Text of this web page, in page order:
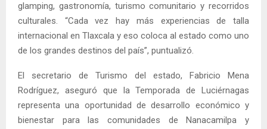
glamping, gastronomía, turismo comunitario y recorridos
culturales. “Cada vez hay más experiencias de talla
internacional en Tlaxcala y eso coloca al estado como uno
de los grandes destinos del país”, puntualizó.
El secretario de Turismo del estado, Fabricio Mena
Rodríguez, aseguró que la Temporada de Luciérnagas
representa una oportunidad de desarrollo económico y
bienestar para las comunidades de Nanacamilpa y